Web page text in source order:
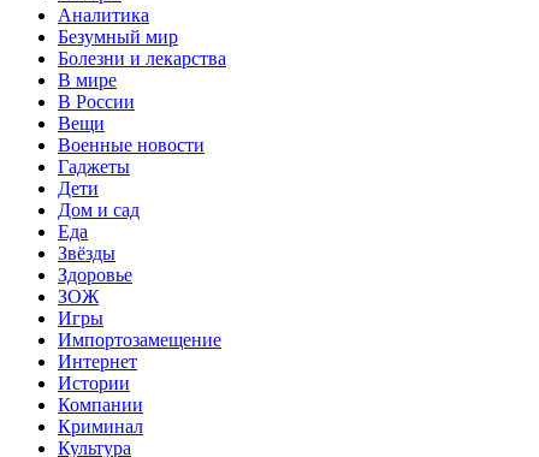
Аналитика
Безумный мир
Болезни и лекарства
В мире
В России
Вещи
Военные новости
Гаджеты
Дети
Дом и сад
Еда
Звёзды
Здоровье
ЗОЖ
Игры
Импортозамещение
Интернет
Истории
Компании
Криминал
Культура